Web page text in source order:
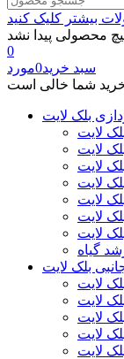
محصولی پیدا نشد
0
سبد خرید0مورد
بلک لایت
لایت
لایت
لایت
لایت
لایت
لایت
لایت
گیاه
بلک لایت
لایت
لایت
لایت
لایت
لایت